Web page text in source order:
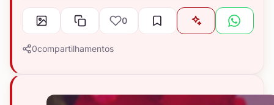
0
0compartilhamentos